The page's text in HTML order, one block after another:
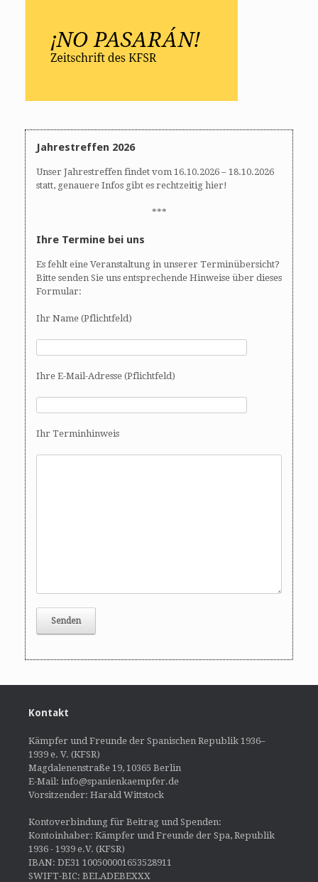
Jahrestreffen 2026
Unser Jahrestreffen findet vom 16.10.2026 – 18.10.2026
statt, genauere Infos gibt es rechtzeitig hier!
***
Ihre Termine bei uns
Es fehlt eine Veranstaltung in unserer Terminübersicht?
Bitte senden Sie uns entsprechende Hinweise über dieses
Formular:
Ihr Name (Pflichtfeld)
Ihre E-Mail-Adresse (Pflichtfeld)
Ihr Terminhinweis
Kontakt
Kämpfer und Freunde der Spanischen Republik 1936–
1939 e. V. (KFSR)
Magdalenenstraße 19, 10365 Berlin
E-Mail: info@spanienkaempfer.de
Vorsitzender: Harald Wittstock
Kontoverbindung für Beitrag und Spenden:
Kontoinhaber: Kämpfer und Freunde der Spa, Republik
1936 - 1939 e.V. (KFSR)
IBAN: DE31 100500001653528911
SWIFT-BIC: BELADEBEXXX